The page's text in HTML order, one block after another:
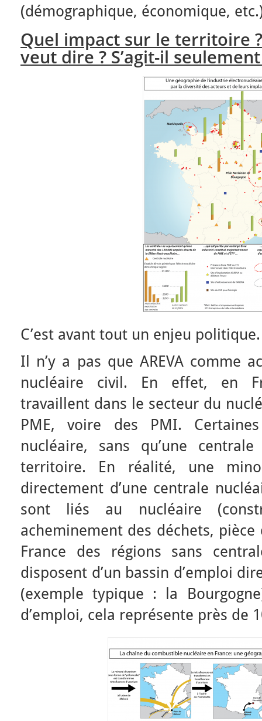
(démographique, économique,
Quel impact sur le territoire ?
veut dire ? S’agit-il
C’est avant tout un enjeu politique.
Il n’y a pas que AREVA comme
nucléaire civil. En effet, en
travaillent dans le secteur du
PME, voire des PMI.
nucléaire, sans qu’une
territoire. En réalité, une
directement d’une centrale
sont liés au nucléaire
acheminement des déchets,
France des régions sans
disposent d’un bassin d’emploi
(exemple typique : la
d’emploi, cela représente près de